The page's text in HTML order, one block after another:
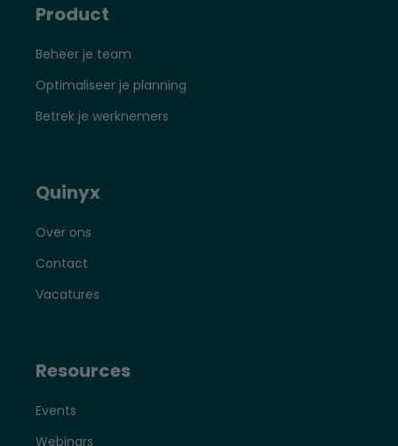
Product
Beheer je team
Optimaliseer je planning
Betrek je werknemers
Quinyx
Over ons
Contact
Vacatures
Resources
Events
Webinars